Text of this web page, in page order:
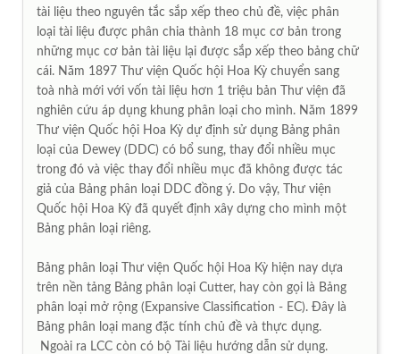
tài liệu theo nguyên tắc sắp xếp theo chủ đề, việc phân
loại tài liệu được phân chia thành 18 mục cơ bản trong
những mục cơ bản tài liệu lại được sắp xếp theo bảng chữ
cái. Năm 1897 Thư viện Quốc hội Hoa Kỳ chuyển sang
toà nhà mới với vốn tài liệu hơn 1 triệu bản Thư viện đã
nghiên cứu áp dụng khung phân loại cho mình. Năm 1899
Thư­ viện Quốc hội Hoa Kỳ dự định sử dụng Bảng phân
loại của Dewey (DDC) có bổ sung, thay đổi nhiều mục
trong đó và việc thay đổi nhiều mục đã không được tác
giả của Bảng phân loại DDC đồng ý. Do vậy, Thư­ viện
Quốc hội Hoa Kỳ đã quyết định xây dựng cho mình một
Bảng phân loại riêng.
Bảng phân loại Thư viện Quốc hội Hoa Kỳ hiện nay dựa
trên nền tảng Bảng phân loại Cutter, hay còn gọi là Bảng
phân loại mở rộng (Expansive Classification - EC). Đây là
Bảng phân loại mang đặc tính chủ đề và thực dụng.
Ngoài ra LCC còn có bộ Tài liệu hướng dẫn sử dụng.